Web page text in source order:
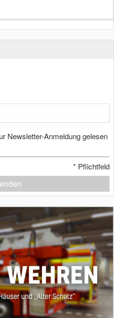
Newsletter-Anmeldung gelesen
* Pflichtfeld